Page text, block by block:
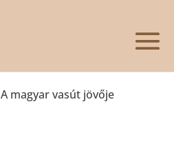
A magyar vasút jövője